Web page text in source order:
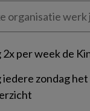
2x per week de
iedere zondag